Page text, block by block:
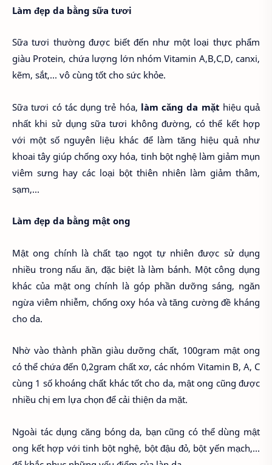
Làm đẹp da bằng sữa tươi
Sữa tươi thường được biết đến như một loại thực phẩm
giàu Protein, chứa lượng lớn nhóm Vitamin A,B,C,D, canxi,
kẽm, sắt,... vô cùng tốt cho sức khỏe.
Sữa tươi có tác dụng trẻ hóa, làm căng da mặt hiệu quả
nhất khi sử dụng sữa tươi không đường, có thể kết hợp
với một số nguyên liệu khác để làm tăng hiệu quả như
khoai tây giúp chống oxy hóa, tinh bột nghệ làm giảm mụn
viêm sưng hay các loại bột thiên nhiên làm giảm thâm,
sạm,...
Làm đẹp da bằng mật ong
Mật ong chính là chất tạo ngọt tự nhiên được sử dụng
nhiều trong nấu ăn, đặc biệt là làm bánh. Một công dụng
khác của mật ong chính là góp phần dưỡng sáng, ngăn
ngừa viêm nhiễm, chống oxy hóa và tăng cường đề kháng
cho da.
Nhờ vào thành phần giàu dưỡng chất, 100gram mật ong
có thể chứa đến 0,2gram chất xơ, các nhóm Vitamin B, A, C
cùng 1 số khoáng chất khác tốt cho da, mật ong cũng được
nhiều chị em lựa chọn để cải thiện da mặt.
Ngoài tác dụng căng bóng da, bạn cũng có thể dùng mật
ong kết hợp với tinh bột nghệ, bột đậu đỏ, bột yến mạch,...